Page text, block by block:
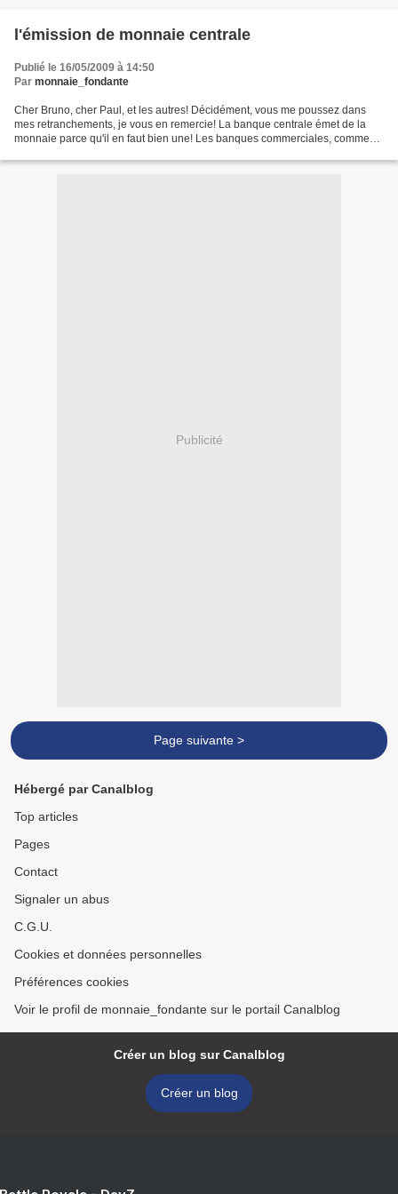
l'émission de monnaie centrale
Publié le 16/05/2009 à 14:50
Par monnaie_fondante
Cher Bruno, cher Paul, et les autres! Décidément, vous me poussez dans
mes retranchements, je vous en remercie! La banque centrale émet de la
monnaie parce qu'il en faut bien une! Les banques commerciales, comme
Publicité
Page suivante >
Hébergé par Canalblog
Top articles
Pages
Contact
Signaler un abus
C.G.U.
Cookies et données personnelles
Préférences cookies
Voir le profil de monnaie_fondante sur le portail Canalblog
Créer un blog sur Canalblog
Créer un blog